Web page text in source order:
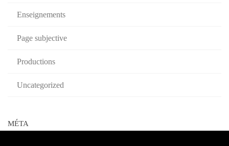
Enseignements
Page subjective
Productions
Uncategorized
MÉTA